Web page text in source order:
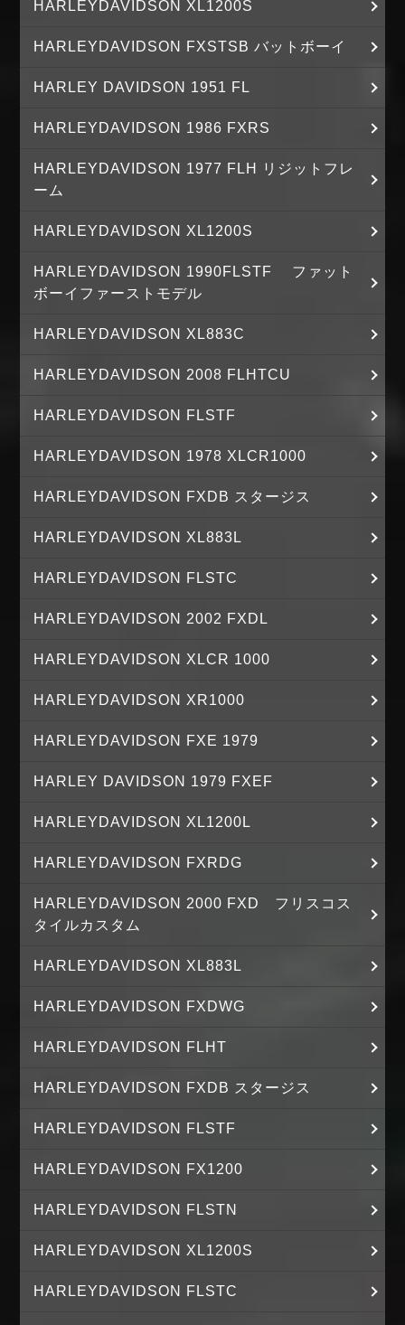
HARLEYDAVIDSON XL1200S
HARLEYDAVIDSON FXSTSB バットボーイ
HARLEY DAVIDSON 1951 FL
HARLEYDAVIDSON 1986 FXRS
HARLEYDAVIDSON 1977 FLH リジットフレ
ーム
HARLEYDAVIDSON XL1200S
HARLEYDAVIDSON 1990FLSTF ファット
ボーイファーストモデル
HARLEYDAVIDSON XL883C
HARLEYDAVIDSON 2008 FLHTCU
HARLEYDAVIDSON FLSTF
HARLEYDAVIDSON 1978 XLCR1000
HARLEYDAVIDSON FXDB スタージス
HARLEYDAVIDSON XL883L
HARLEYDAVIDSON FLSTC
HARLEYDAVIDSON 2002 FXDL
HARLEYDAVIDSON XLCR 1000
HARLEYDAVIDSON XR1000
HARLEYDAVIDSON FXE 1979
HARLEY DAVIDSON 1979 FXEF
HARLEYDAVIDSON XL1200L
HARLEYDAVIDSON FXRDG
HARLEYDAVIDSON 2000 FXD フリスコス
タイルカスタム
HARLEYDAVIDSON XL883L
HARLEYDAVIDSON FXDWG
HARLEYDAVIDSON FLHT
HARLEYDAVIDSON FXDB スタージス
HARLEYDAVIDSON FLSTF
HARLEYDAVIDSON FX1200
HARLEYDAVIDSON FLSTN
HARLEYDAVIDSON XL1200S
HARLEYDAVIDSON FLSTC